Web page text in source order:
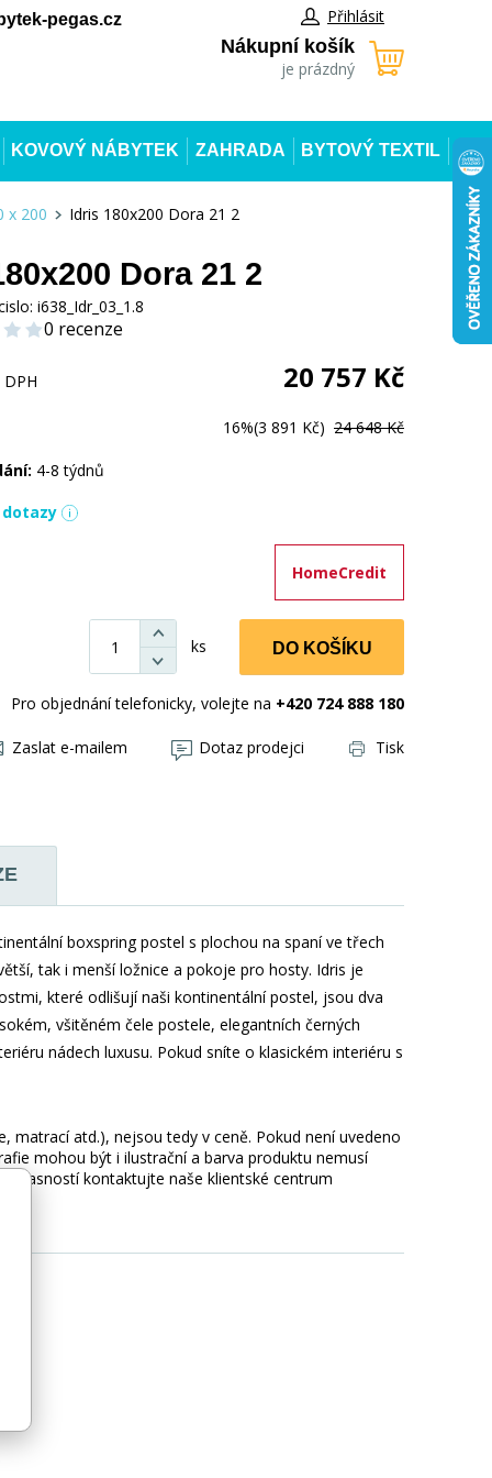
pegas.cz Přihlásit
Nákupní košík
je prázdný
KOVOVÝ NÁBYTEK ZAHRADA BYTOVÝ TEXTIL
x 200 Idris 180x200 Dora 21 2
Dora 21 2
i638_Idr_03_1.8
0 recenze
20 757 Kč
16%(3 891 Kč) 24 648 Kč
4-8 týdnů
dotazy
HomeCredit
ks DO KOŠÍKU
Pro objednání telefonicky, volejte na +420 724 888 180
Zaslat e-mailem Dotaz prodejci Tisk
boxspring postel s plochou na spaní ve třech
tak i menší ložnice a pokoje pro hosty. Idris je
které odlišují naši kontinentální postel, jsou dva
všitěném čele postele, elegantních černých
nádech luxusu. Pokud sníte o klasickém interiéru s
atd.), nejsou tedy v ceně. Pokud není uvedeno
mohou být i ilustrační a barva produktu nemusí
kontaktujte naše klientské centrum